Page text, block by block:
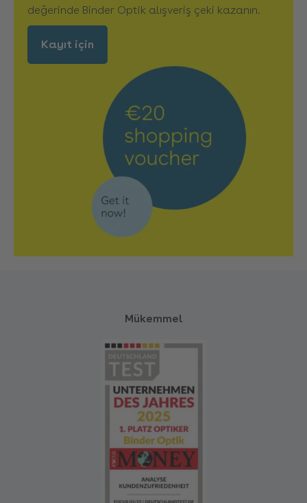
değerinde Binder Optik alışveriş çeki kazanın.
Kayıt için
Mükemmel